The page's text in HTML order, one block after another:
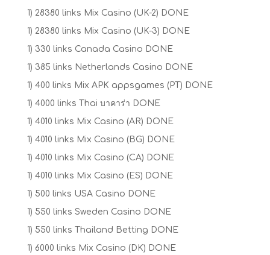
1) 28380 links Mix Casino (UK-2) DONE
1) 28380 links Mix Casino (UK-3) DONE
1) 330 links Canada Casino DONE
1) 385 links Netherlands Casino DONE
1) 400 links Mix APK appsgames (PT) DONE
1) 4000 links Thai บาคาร่า DONE
1) 4010 links Mix Casino (AR) DONE
1) 4010 links Mix Casino (BG) DONE
1) 4010 links Mix Casino (CA) DONE
1) 4010 links Mix Casino (ES) DONE
1) 500 links USA Casino DONE
1) 550 links Sweden Casino DONE
1) 550 links Thailand Betting DONE
1) 6000 links Mix Casino (DK) DONE